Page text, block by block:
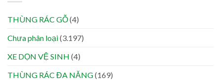
THÙNG RÁC GỖ(4)
Chưa phân loại(3.197)
XE DỌN VỆ SINH (4)
THÙNG RÁC ĐA NĂNG(169)